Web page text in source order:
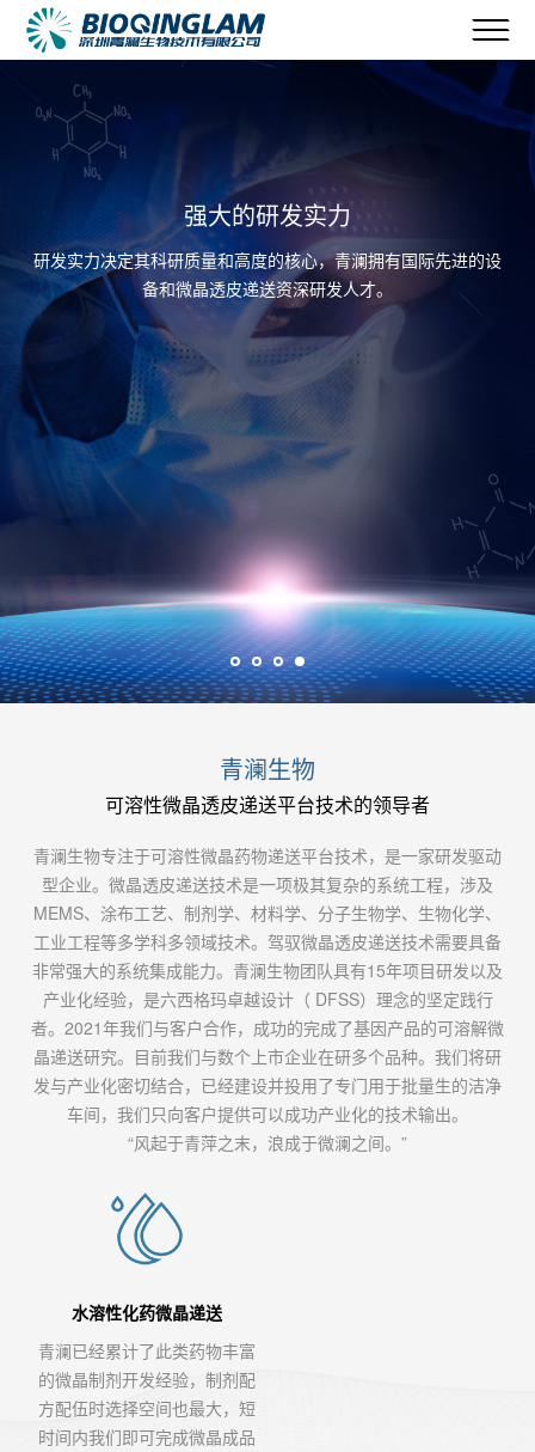
强大的研发实力
研发实力决定其科研质量和高度的核心，青澜拥有国际先进的设
备和微晶透皮递送资深研发人才。
青澜生物
可溶性微晶透皮递送平台技术的领导者
青澜生物专注于可溶性微晶药物递送平台技术，是一家研发驱动
型企业。微晶透皮递送技术是一项极其复杂的系统工程，涉及
MEMS、涂布工艺、制剂学、材料学、分子生物学、生物化学、
工业工程等多学科多领域技术。驾驭微晶透皮递送技术需要具备
非常强大的系统集成能力。青澜生物团队具有15年项目研发以及
产业化经验，是六西格玛卓越设计（ DFSS）理念的坚定践行
者。2021年我们与客户合作，成功的完成了基因产品的可溶解微
晶递送研究。目前我们与数个上市企业在研多个品种。我们将研
发与产业化密切结合，已经建设并投用了专门用于批量生的洁净
车间，我们只向客户提供可以成功产业化的技术输出。
“风起于青萍之末，浪成于微澜之间。”
水溶性化药微晶递送
青澜已经累计了此类药物丰富
的微晶制剂开发经验，制剂配
方配伍时选择空间也最大，短
时间内我们即可完成微晶成品